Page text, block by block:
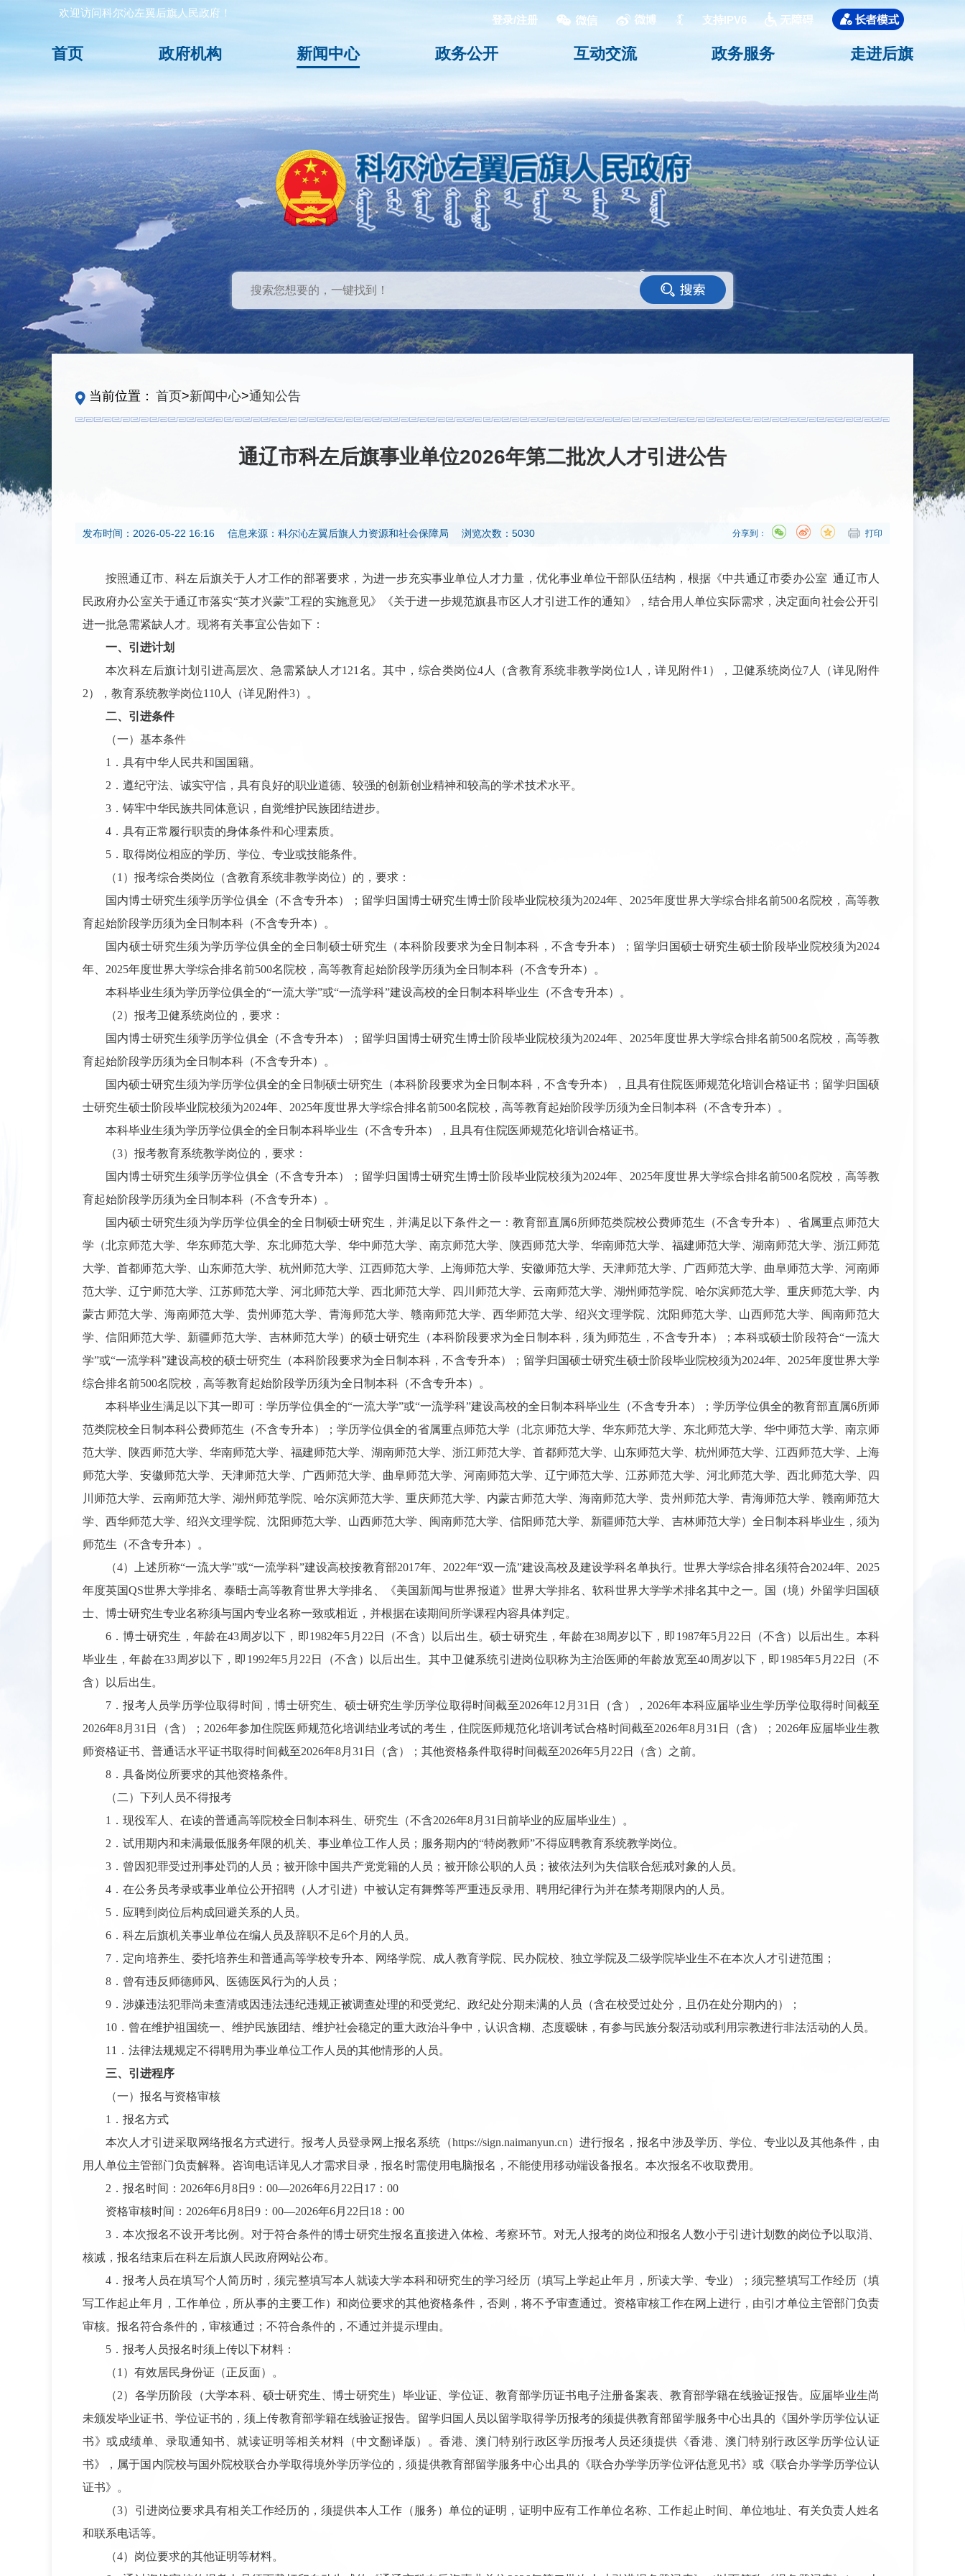
欢迎访问科尔沁左翼后旗人民政府！
登录/注册 支持IPV6
首页 政府机构 新闻中心 政务公开 互动交流 政务服务 走进后旗
<
当前位置： 首页>新闻中心>通知公告
通辽市科左后旗事业单位2026年第二批次人才引进公告
发布时间： 2026-05-22 16:16 信息来源： 科尔沁左翼后旗人力资源和社会保障局 浏览次数：5030 打印
分享到：
按照通辽市、科左后旗关于人才工作的部署要求，为进一步充实事业单位人才力量，优化事业单位干部队伍结构，根据《中共通辽市委办公室 通辽市人
民政府办公室关于通辽市落实“英才兴蒙”工程的实施意见》《关于进一步规范旗县市区人才引进工作的通知》，结合用人单位实际需求，决定面向社会公开引
进一批急需紧缺人才。现将有关事宜公告如下：
一、引进计划
本次科左后旗计划引进高层次、急需紧缺人才121名。其中，综合类岗位4人（含教育系统非教学岗位1人，详见附件1），卫健系统岗位7人（详见附件
2），教育系统教学岗位110人（详见附件3）。
二、引进条件
（一）基本条件
1．具有中华人民共和国国籍。
2．遵纪守法、诚实守信，具有良好的职业道德、较强的创新创业精神和较高的学术技术水平。
3．铸牢中华民族共同体意识，自觉维护民族团结进步。
4．具有正常履行职责的身体条件和心理素质。
5．取得岗位相应的学历、学位、专业或技能条件。
（1）报考综合类岗位（含教育系统非教学岗位）的，要求：
国内博士研究生须学历学位俱全（不含专升本）；留学归国博士研究生博士阶段毕业院校须为2024年、2025年度世界大学综合排名前500名院校，高等教
育起始阶段学历须为全日制本科（不含专升本）。
国内硕士研究生须为学历学位俱全的全日制硕士研究生（本科阶段要求为全日制本科，不含专升本）；留学归国硕士研究生硕士阶段毕业院校须为2024
年、2025年度世界大学综合排名前500名院校，高等教育起始阶段学历须为全日制本科（不含专升本）。
本科毕业生须为学历学位俱全的“一流大学”或“一流学科”建设高校的全日制本科毕业生（不含专升本）。
（2）报考卫健系统岗位的，要求：
国内博士研究生须学历学位俱全（不含专升本）；留学归国博士研究生博士阶段毕业院校须为2024年、2025年度世界大学综合排名前500名院校，高等教
育起始阶段学历须为全日制本科（不含专升本）。
国内硕士研究生须为学历学位俱全的全日制硕士研究生（本科阶段要求为全日制本科，不含专升本），且具有住院医师规范化培训合格证书；留学归国硕
士研究生硕士阶段毕业院校须为2024年、2025年度世界大学综合排名前500名院校，高等教育起始阶段学历须为全日制本科（不含专升本）。
本科毕业生须为学历学位俱全的全日制本科毕业生（不含专升本），且具有住院医师规范化培训合格证书。
（3）报考教育系统教学岗位的，要求：
国内博士研究生须学历学位俱全（不含专升本）；留学归国博士研究生博士阶段毕业院校须为2024年、2025年度世界大学综合排名前500名院校，高等教
育起始阶段学历须为全日制本科（不含专升本）。
国内硕士研究生须为学历学位俱全的全日制硕士研究生，并满足以下条件之一：教育部直属6所师范类院校公费师范生（不含专升本）、省属重点师范大
学（北京师范大学、华东师范大学、东北师范大学、华中师范大学、南京师范大学、陕西师范大学、华南师范大学、福建师范大学、湖南师范大学、浙江师范
大学、首都师范大学、山东师范大学、杭州师范大学、江西师范大学、上海师范大学、安徽师范大学、天津师范大学、广西师范大学、曲阜师范大学、河南师
范大学、辽宁师范大学、江苏师范大学、河北师范大学、西北师范大学、四川师范大学、云南师范大学、湖州师范学院、哈尔滨师范大学、重庆师范大学、内
蒙古师范大学、海南师范大学、贵州师范大学、青海师范大学、赣南师范大学、西华师范大学、绍兴文理学院、沈阳师范大学、山西师范大学、闽南师范大
学、信阳师范大学、新疆师范大学、吉林师范大学）的硕士研究生（本科阶段要求为全日制本科，须为师范生，不含专升本）；本科或硕士阶段符合“一流大
学”或“一流学科”建设高校的硕士研究生（本科阶段要求为全日制本科，不含专升本）；留学归国硕士研究生硕士阶段毕业院校须为2024年、2025年度世界大学
综合排名前500名院校，高等教育起始阶段学历须为全日制本科（不含专升本）。
本科毕业生满足以下其一即可：学历学位俱全的“一流大学”或“一流学科”建设高校的全日制本科毕业生（不含专升本）；学历学位俱全的教育部直属6所师
范类院校全日制本科公费师范生（不含专升本）；学历学位俱全的省属重点师范大学（北京师范大学、华东师范大学、东北师范大学、华中师范大学、南京师
范大学、陕西师范大学、华南师范大学、福建师范大学、湖南师范大学、浙江师范大学、首都师范大学、山东师范大学、杭州师范大学、江西师范大学、上海
师范大学、安徽师范大学、天津师范大学、广西师范大学、曲阜师范大学、河南师范大学、辽宁师范大学、江苏师范大学、河北师范大学、西北师范大学、四
川师范大学、云南师范大学、湖州师范学院、哈尔滨师范大学、重庆师范大学、内蒙古师范大学、海南师范大学、贵州师范大学、青海师范大学、赣南师范大
学、西华师范大学、绍兴文理学院、沈阳师范大学、山西师范大学、闽南师范大学、信阳师范大学、新疆师范大学、吉林师范大学）全日制本科毕业生，须为
师范生（不含专升本）。
（4）上述所称“一流大学”或“一流学科”建设高校按教育部2017年、2022年“双一流”建设高校及建设学科名单执行。世界大学综合排名须符合2024年、2025
年度英国QS世界大学排名、泰晤士高等教育世界大学排名、《美国新闻与世界报道》世界大学排名、软科世界大学学术排名其中之一。国（境）外留学归国硕
士、博士研究生专业名称须与国内专业名称一致或相近，并根据在读期间所学课程内容具体判定。
6．博士研究生，年龄在43周岁以下，即1982年5月22日（不含）以后出生。硕士研究生，年龄在38周岁以下，即1987年5月22日（不含）以后出生。本科
毕业生，年龄在33周岁以下，即1992年5月22日（不含）以后出生。其中卫健系统引进岗位职称为主治医师的年龄放宽至40周岁以下，即1985年5月22日（不
含）以后出生。
7．报考人员学历学位取得时间，博士研究生、硕士研究生学历学位取得时间截至2026年12月31日（含），2026年本科应届毕业生学历学位取得时间截至
2026年8月31日（含）；2026年参加住院医师规范化培训结业考试的考生，住院医师规范化培训考试合格时间截至2026年8月31日（含）；2026年应届毕业生教
师资格证书、普通话水平证书取得时间截至2026年8月31日（含）；其他资格条件取得时间截至2026年5月22日（含）之前。
8．具备岗位所要求的其他资格条件。
（二）下列人员不得报考
1．现役军人、在读的普通高等院校全日制本科生、研究生（不含2026年8月31日前毕业的应届毕业生）。
2．试用期内和未满最低服务年限的机关、事业单位工作人员；服务期内的“特岗教师”不得应聘教育系统教学岗位。
3．曾因犯罪受过刑事处罚的人员；被开除中国共产党党籍的人员；被开除公职的人员；被依法列为失信联合惩戒对象的人员。
4．在公务员考录或事业单位公开招聘（人才引进）中被认定有舞弊等严重违反录用、聘用纪律行为并在禁考期限内的人员。
5．应聘到岗位后构成回避关系的人员。
6．科左后旗机关事业单位在编人员及辞职不足6个月的人员。
7．定向培养生、委托培养生和普通高等学校专升本、网络学院、成人教育学院、民办院校、独立学院及二级学院毕业生不在本次人才引进范围；
8．曾有违反师德师风、医德医风行为的人员；
9．涉嫌违法犯罪尚未查清或因违法违纪违规正被调查处理的和受党纪、政纪处分期未满的人员（含在校受过处分，且仍在处分期内的）；
10．曾在维护祖国统一、维护民族团结、维护社会稳定的重大政治斗争中，认识含糊、态度暧昧，有参与民族分裂活动或利用宗教进行非法活动的人员。
11．法律法规规定不得聘用为事业单位工作人员的其他情形的人员。
三、引进程序
（一）报名与资格审核
1．报名方式
本次人才引进采取网络报名方式进行。报考人员登录网上报名系统（https://sign.naimanyun.cn）进行报名，报名中涉及学历、学位、专业以及其他条件，由
用人单位主管部门负责解释。咨询电话详见人才需求目录，报名时需使用电脑报名，不能使用移动端设备报名。本次报名不收取费用。
2．报名时间：2026年6月8日9：00—2026年6月22日17：00
资格审核时间：2026年6月8日9：00—2026年6月22日18：00
3．本次报名不设开考比例。对于符合条件的博士研究生报名直接进入体检、考察环节。对无人报考的岗位和报名人数小于引进计划数的岗位予以取消、
核减，报名结束后在科左后旗人民政府网站公布。
4．报考人员在填写个人简历时，须完整填写本人就读大学本科和研究生的学习经历（填写上学起止年月，所读大学、专业）；须完整填写工作经历（填
写工作起止年月，工作单位，所从事的主要工作）和岗位要求的其他资格条件，否则，将不予审查通过。资格审核工作在网上进行，由引才单位主管部门负责
审核。报名符合条件的，审核通过；不符合条件的，不通过并提示理由。
5．报考人员报名时须上传以下材料：
（1）有效居民身份证（正反面）。
（2）各学历阶段（大学本科、硕士研究生、博士研究生）毕业证、学位证、教育部学历证书电子注册备案表、教育部学籍在线验证报告。应届毕业生尚
未颁发毕业证书、学位证书的，须上传教育部学籍在线验证报告。留学归国人员以留学取得学历报考的须提供教育部留学服务中心出具的《国外学历学位认证
书》或成绩单、录取通知书、就读证明等相关材料（中文翻译版）。香港、澳门特别行政区学历报考人员还须提供《香港、澳门特别行政区学历学位认证
书》，属于国内院校与国外院校联合办学取得境外学历学位的，须提供教育部留学服务中心出具的《联合办学学历学位评估意见书》或《联合办学学历学位认
证书》。
（3）引进岗位要求具有相关工作经历的，须提供本人工作（服务）单位的证明，证明中应有工作单位名称、工作起止时间、单位地址、有关负责人姓名
和联系电话等。
（4）岗位要求的其他证明等材料。